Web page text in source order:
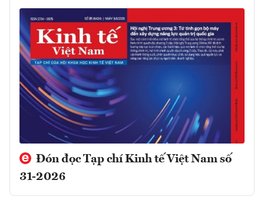
Đón đọc Tạp chí Kinh tế Việt Nam số
31-2026